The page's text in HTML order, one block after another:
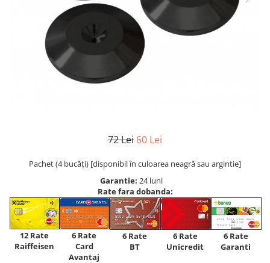
72 Lei 60 Lei
Pachet (4 bucăți) [disponibil în culoarea neagră sau argintie]
Garantie: 24 luni
Rate fara dobanda:
12 Rate
Raiffeisen
6 Rate
Card
Avantaj
6 Rate
BT
6 Rate
Unicredit
6 Rate
Garanti